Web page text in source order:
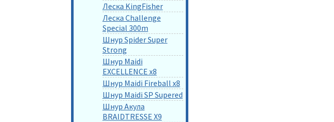
Леска KingFisher
Леска Challenge
Special 300m
Шнур Spider Super
Strong
Шнур Maidi
EXCELLENCE x8
Шнур Maidi Fireball x8
Шнур Maidi SP Supered
Шнур Акула
BRAIDTRESSE X9